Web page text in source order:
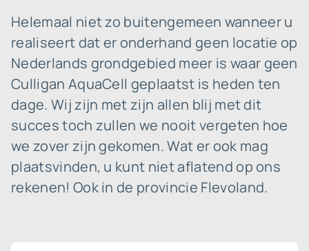
Helemaal niet zo buitengemeen wanneer u
realiseert dat er onderhand geen locatie op
Nederlands grondgebied meer is waar geen
Culligan AquaCell geplaatst is heden ten
dage. Wij zijn met zijn allen blij met dit
succes toch zullen we nooit vergeten hoe
we zover zijn gekomen. Wat er ook mag
plaatsvinden, u kunt niet aflatend op ons
rekenen! Ook in de provincie Flevoland.